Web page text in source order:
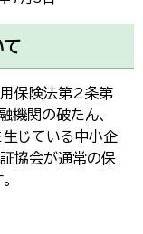
て
用保険法第2条第
機関の破たん、
じている中小企
協会が通常の保